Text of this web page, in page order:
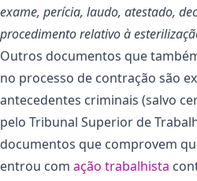
exame, perícia, laudo, atestado,
procedimento relativo à
Outros documentos que
no processo de contração são
antecedentes criminais (salvo
pelo Tribunal Superior de
documentos que comprovem
entrou com ação trabalhista